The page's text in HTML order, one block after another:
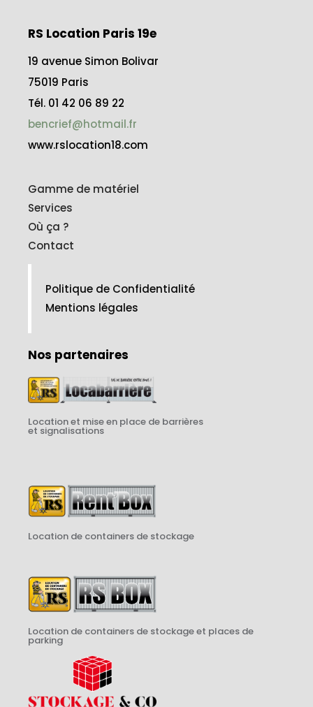
RS Location Paris 19e
19 avenue Simon Bolivar
75019 Paris
Tél. 01 42 06 89 22
bencrief@hotmail.fr
www.rslocation18.com
Gamme de matériel
Services
Où ça ?
Contact
Politique de Confidentialité
Mentions légales
Nos partenaires
Location et mise en place de barrières
et signalisations
Location de containers de stockage
Location de containers de stockage et places de
parking